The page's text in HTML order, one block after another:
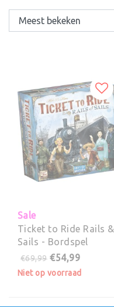
Sale
Ticket to Ride Rails &
Sails - Bordspel
€69,99 €54,99
Niet op voorraad